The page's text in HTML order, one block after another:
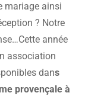
mariage ainsi
? Notre
année
association
dans
provençale à